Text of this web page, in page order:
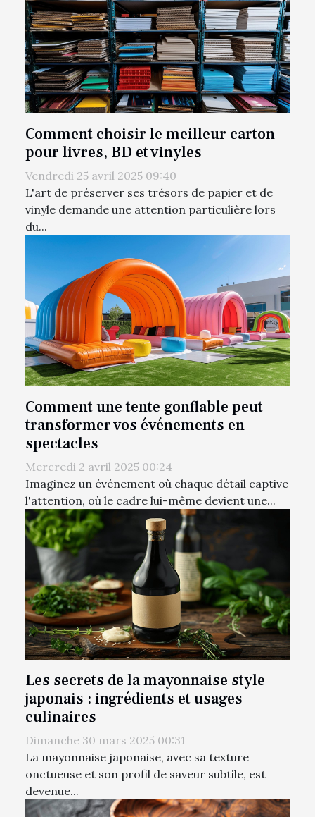
Comment choisir le meilleur carton
pour livres, BD et vinyles
Vendredi 25 avril 2025 09:40
L'art de préserver ses trésors de papier et de
vinyle demande une attention particulière lors
du...
Comment une tente gonflable peut
transformer vos événements en
spectacles
Mercredi 2 avril 2025 00:24
Imaginez un événement où chaque détail captive
l'attention, où le cadre lui-même devient une...
Les secrets de la mayonnaise style
japonais : ingrédients et usages
culinaires
Dimanche 30 mars 2025 00:31
La mayonnaise japonaise, avec sa texture
onctueuse et son profil de saveur subtile, est
devenue...